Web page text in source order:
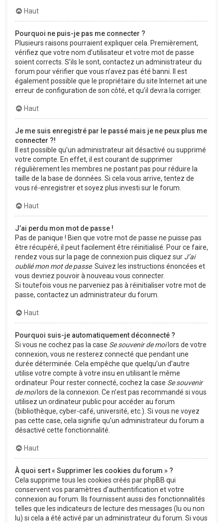
Haut
Pourquoi ne puis-je pas me connecter ?
Plusieurs raisons pourraient expliquer cela. Premièrement,
vérifiez que votre nom d’utilisateur et votre mot de passe
soient corrects. S’ils le sont, contactez un administrateur du
forum pour vérifier que vous n’avez pas été banni. Il est
également possible que le propriétaire du site Internet ait une
erreur de configuration de son côté, et qu’il devra la corriger.
Haut
Je me suis enregistré par le passé mais je ne peux plus me
connecter ?!
Il est possible qu’un administrateur ait désactivé ou supprimé
votre compte. En effet, il est courant de supprimer
régulièrement les membres ne postant pas pour réduire la
taille de la base de données. Si cela vous arrive, tentez de
vous ré-enregistrer et soyez plus investi sur le forum.
Haut
J’ai perdu mon mot de passe !
Pas de panique ! Bien que votre mot de passe ne puisse pas
être récupéré, il peut facilement être réinitialisé. Pour ce faire,
rendez vous sur la page de connexion puis cliquez sur J’ai
oublié mon mot de passe. Suivez les instructions énoncées et
vous devriez pouvoir à nouveau vous connecter.
Si toutefois vous ne parveniez pas à réinitialiser votre mot de
passe, contactez un administrateur du forum.
Haut
Pourquoi suis-je automatiquement déconnecté ?
Si vous ne cochez pas la case Se souvenir de moilors de votre
connexion, vous ne resterez connecté que pendant une
durée déterminée. Cela empêche que quelqu’un d’autre
utilise votre compte à votre insu en utilisant le même
ordinateur. Pour rester connecté, cochez la case Se souvenir
de moilors de la connexion. Ce n’est pas recommandé si vous
utilisez un ordinateur public pour accéder au forum
(bibliothèque, cyber-café, université, etc.). Si vous ne voyez
pas cette case, cela signifie qu’un administrateur du forum a
désactivé cette fonctionnalité.
Haut
À quoi sert « Supprimer les cookies du forum » ?
Cela supprime tous les cookies créés par phpBB qui
conservent vos paramètres d’authentification et votre
connexion au forum. Ils fournissent aussi des fonctionnalités
telles que les indicateurs de lecture des messages (lu ou non
lu) si cela a été activé par un administrateur du forum. Si vous